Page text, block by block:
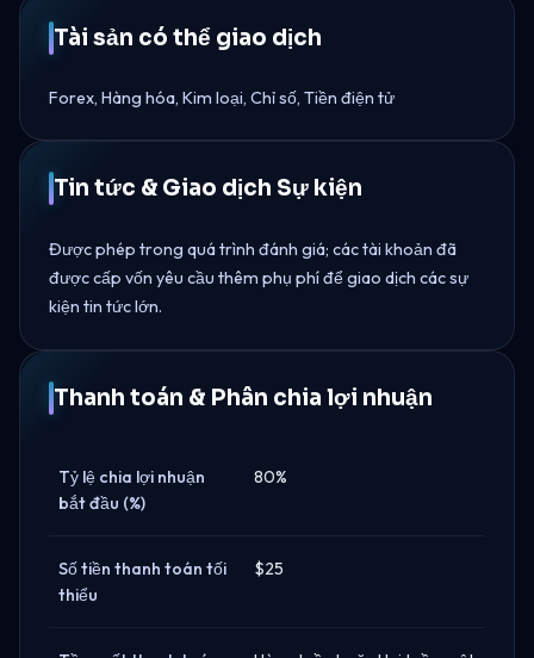
Tài sản có thể giao dịch
Forex, Hàng hóa, Kim loại, Chỉ số, Tiền điện tử
Tin tức & Giao dịch Sự kiện
Được phép trong quá trình đánh giá; các tài khoản đã
được cấp vốn yêu cầu thêm phụ phí để giao dịch các sự
kiện tin tức lớn.
Thanh toán & Phân chia lợi nhuận
Tỷ lệ chia lợi nhuận
bắt đầu (%)
80%
Số tiền thanh toán tối
thiểu
$25